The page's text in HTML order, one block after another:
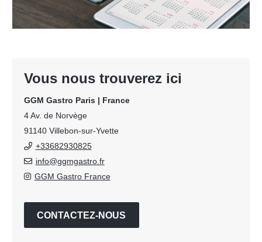
Vous nous trouverez ici
GGM Gastro Paris | France
4 Av. de Norvège
91140 Villebon-sur-Yvette
+33682930825
info@ggmgastro.fr
GGM Gastro France
CONTACTEZ-NOUS